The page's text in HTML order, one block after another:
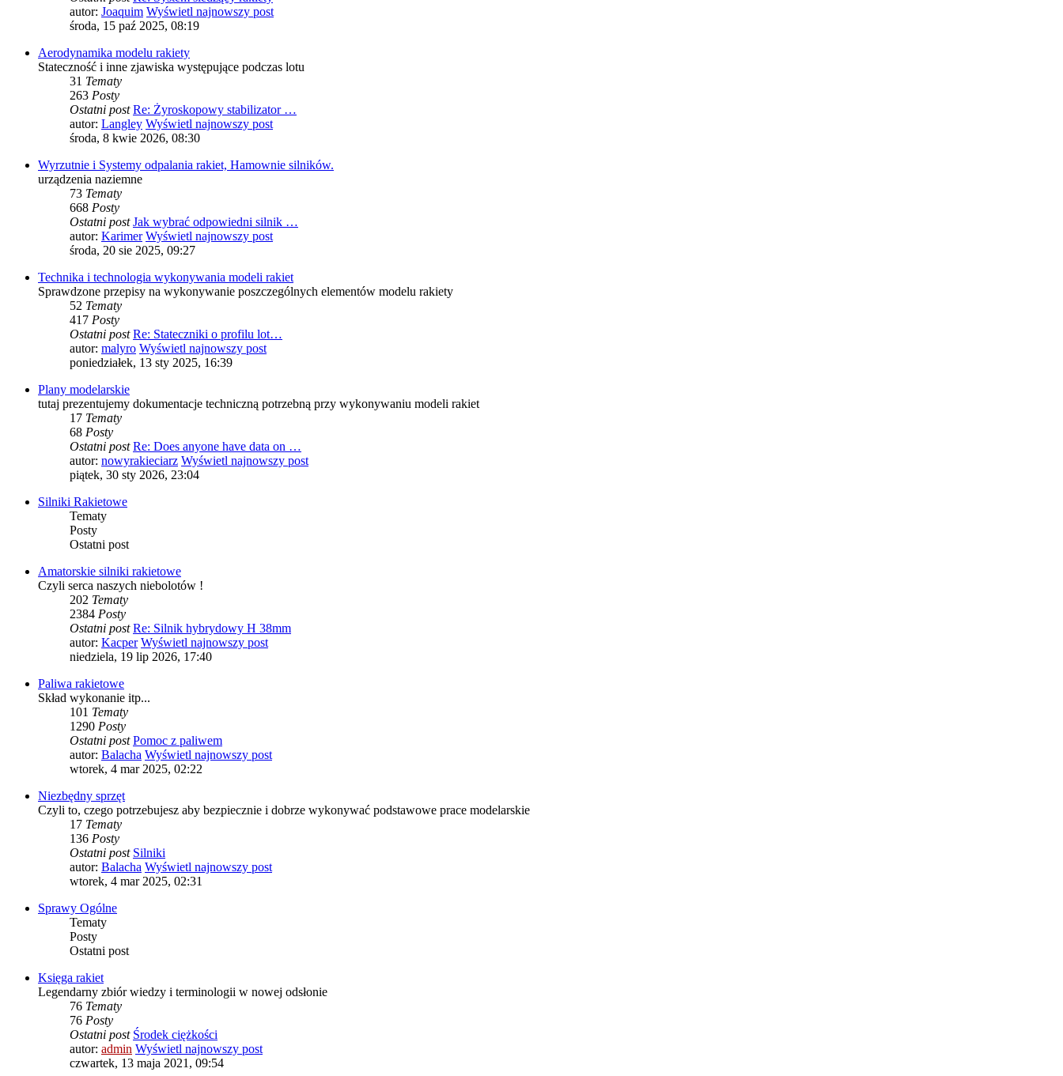
autor: Joaquim Wyświetl najnowszy post
środa, 15 paź 2025, 08:19
Aerodynamika modelu rakiety
Stateczność i inne zjawiska występujące podczas lotu
31 Tematy
263 Posty
Ostatni post Re: Żyroskopowy stabilizator …
autor: Langley Wyświetl najnowszy post
środa, 8 kwie 2026, 08:30
Wyrzutnie i Systemy odpalania rakiet, Hamownie silników.
urządzenia naziemne
73 Tematy
668 Posty
Ostatni post Jak wybrać odpowiedni silnik …
autor: Karimer Wyświetl najnowszy post
środa, 20 sie 2025, 09:27
Technika i technologia wykonywania modeli rakiet
Sprawdzone przepisy na wykonywanie poszczególnych elementów modelu rakiety
52 Tematy
417 Posty
Ostatni post Re: Stateczniki o profilu lot…
autor: malyro Wyświetl najnowszy post
poniedziałek, 13 sty 2025, 16:39
Plany modelarskie
tutaj prezentujemy dokumentacje techniczną potrzebną przy wykonywaniu modeli rakiet
17 Tematy
68 Posty
Ostatni post Re: Does anyone have data on …
autor: nowyrakieciarz Wyświetl najnowszy post
piątek, 30 sty 2026, 23:04
Silniki Rakietowe
Tematy
Posty
Ostatni post
Amatorskie silniki rakietowe
Czyli serca naszych niebolotów !
202 Tematy
2384 Posty
Ostatni post Re: Silnik hybrydowy H 38mm
autor: Kacper Wyświetl najnowszy post
niedziela, 19 lip 2026, 17:40
Paliwa rakietowe
Skład wykonanie itp...
101 Tematy
1290 Posty
Ostatni post Pomoc z paliwem
autor: Balacha Wyświetl najnowszy post
wtorek, 4 mar 2025, 02:22
Niezbędny sprzęt
Czyli to, czego potrzebujesz aby bezpiecznie i dobrze wykonywać podstawowe prace modelarskie
17 Tematy
136 Posty
Ostatni post Silniki
autor: Balacha Wyświetl najnowszy post
wtorek, 4 mar 2025, 02:31
Sprawy Ogólne
Tematy
Posty
Ostatni post
Księga rakiet
Legendarny zbiór wiedzy i terminologii w nowej odsłonie
76 Tematy
76 Posty
Ostatni post Środek ciężkości
autor: admin Wyświetl najnowszy post
czwartek, 13 maja 2021, 09:54